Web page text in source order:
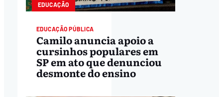
EDUCAÇÃO
EDUCAÇÃO PÚBLICA
Camilo anuncia apoio a
cursinhos populares em
SP em ato que denunciou
desmonte do ensino